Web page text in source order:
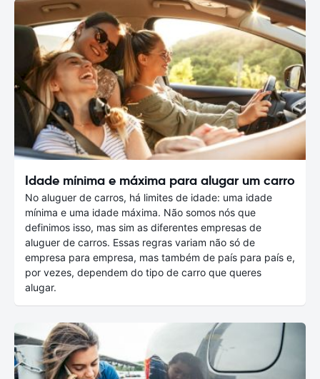
Idade mínima e máxima para alugar um carro
No aluguer de carros, há limites de idade: uma idade
mínima e uma idade máxima. Não somos nós que
definimos isso, mas sim as diferentes empresas de
aluguer de carros. Essas regras variam não só de
empresa para empresa, mas também de país para país e,
por vezes, dependem do tipo de carro que queres
alugar.